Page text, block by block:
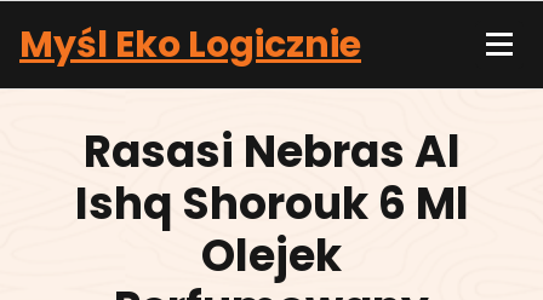
content
Myśl Eko Logicznie
Rasasi Nebras Al
Ishq Shorouk 6 Ml
Olejek